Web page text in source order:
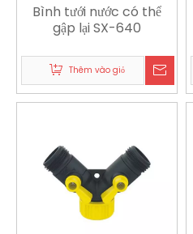
Bình tưới nước có thể
gập lại SX-640
Thêm vào giỏ